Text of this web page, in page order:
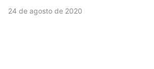
24 de agosto de 2020